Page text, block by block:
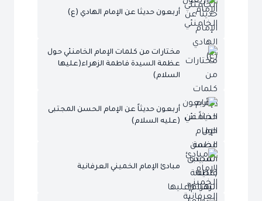
أربعون حديثا عن الإمام الهادي (ع)
مختارات من كلمات الإمام الخامنئي حول
عظمة السيدة فاطمة الزهراء(عليها
السلام)
أربعون حديثاً عن الإمام الحسن المجتبى
(عليه السلام)
مبادئ الإمام الخميني العرفانية